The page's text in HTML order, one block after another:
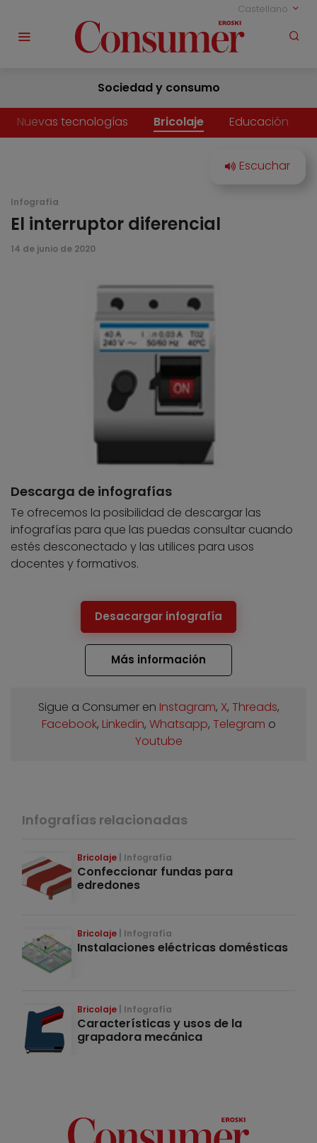
Castellano
Sociedad y consumo
Nuevas tecnologías Bricolaje Educación
Infografía
El interruptor diferencial
14 de junio de 2020
Descarga de infografías
Te ofrecemos la posibilidad de descargar las
infografías para que las puedas consultar cuando
estés desconectado y las utilices para usos
docentes y formativos.
Desacargar infografía
Más información
Sigue a Consumer en Instagram, X, Threads,
Facebook, Linkedin, Whatsapp, Telegram o
Youtube
Infografías relacionadas
Bricolaje Infografía
Confeccionar fundas para
edredones
Bricolaje Infografía
Instalaciones eléctricas domésticas
Bricolaje Infografía
Características y usos de la
grapadora mecánica